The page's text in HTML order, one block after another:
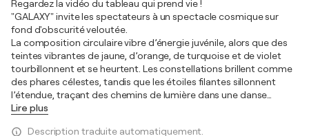
Regardez la vidéo du tableau qui prend vie !
"GALAXY" invite les spectateurs à un spectacle cosmique sur
fond d'obscurité veloutée.
La composition circulaire vibre d’énergie juvénile, alors que des
teintes vibrantes de jaune, d’orange, de turquoise et de violet
tourbillonnent et se heurtent. Les constellations brillent comme
des phares célestes, tandis que les étoiles filantes sillonnent
l’étendue, traçant des chemins de lumière dans une danse
Lire plus
Description traduite automatiquement.